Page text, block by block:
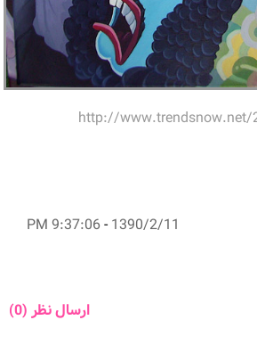
http://
1390/2/11
-
9:37:06 PM
ارسال نظر (0)